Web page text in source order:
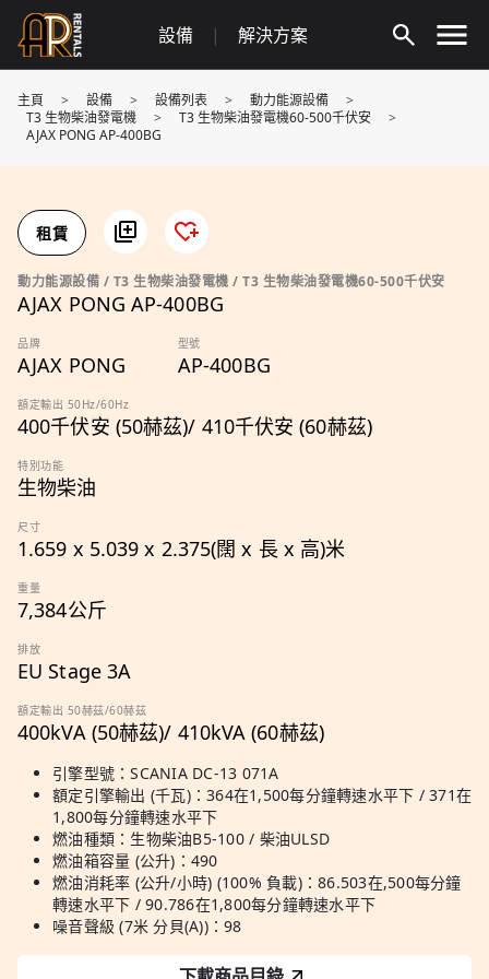
Skip
content
設備 | 解決方案
主頁 > 設備 > 設備列表 > 動力能源設備
>
T3 生物柴油發電機
> T3 生物柴油發電機60-500千伏安
>
AJAX PONG AP-400BG
租賃
動力能源設備 / T3 生物柴油發電機 / T3 生物柴油發電機60-500千伏安
AJAX PONG AP-400BG
品牌
AJAX PONG
型號
AP-400BG
額定輸出 50Hz/60Hz
400千伏安 (50赫茲)/ 410千伏安 (60赫茲)
特別功能
生物柴油
尺寸
1.659 x 5.039 x 2.375(闊 x 長 x 高)米
重量
7,384公斤
排放
EU Stage 3A
額定輸出 50赫茲/60赫茲
400kVA (50赫茲)/ 410kVA (60赫茲)
引擎型號：SCANIA DC-13 071A
額定引擎輸出 (千瓦)：364在1,500每分鐘轉速水平下 / 371在
1,800每分鐘轉速水平下
燃油種類：生物柴油B5-100 / 柴油ULSD
燃油箱容量 (公升)：490
燃油消耗率 (公升/小時) (100% 負載)：86.503在,500每分鐘
轉速水平下 / 90.786在1,800每分鐘轉速水平下
噪音聲級 (7米 分貝(A))：98